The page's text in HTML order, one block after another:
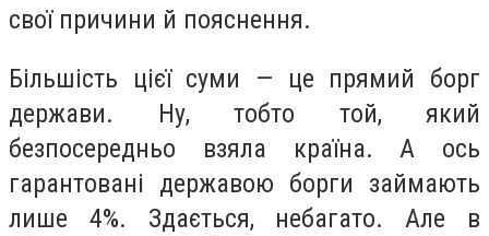
свої причини й пояснення.
Більшість цієї суми — це прямий борг
держави. Ну, тобто той, який
безпосередньо взяла країна. А ось
гарантовані державою борги займають
лише 4%. Здається, небагато. Але в